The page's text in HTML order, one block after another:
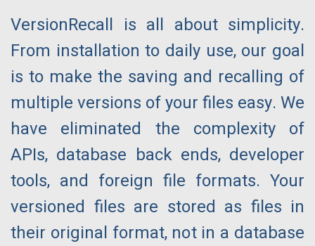
VersionRecall is all about simplicity.
From installation to daily use, our goal
is to make the saving and recalling of
multiple versions of your files easy. We
have eliminated the complexity of
APIs, database back ends, developer
tools, and foreign file formats. Your
versioned files are stored as files in
their original format, not in a database